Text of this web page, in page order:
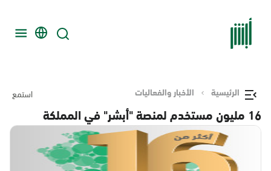
الرئيسية الأخبار والفعاليات استمع
16 مليون مستخدم لمنصة "أبشر" في المملكة